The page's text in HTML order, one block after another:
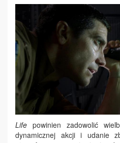
Life powinien zadowolić
dynamicznej akcji i udanie